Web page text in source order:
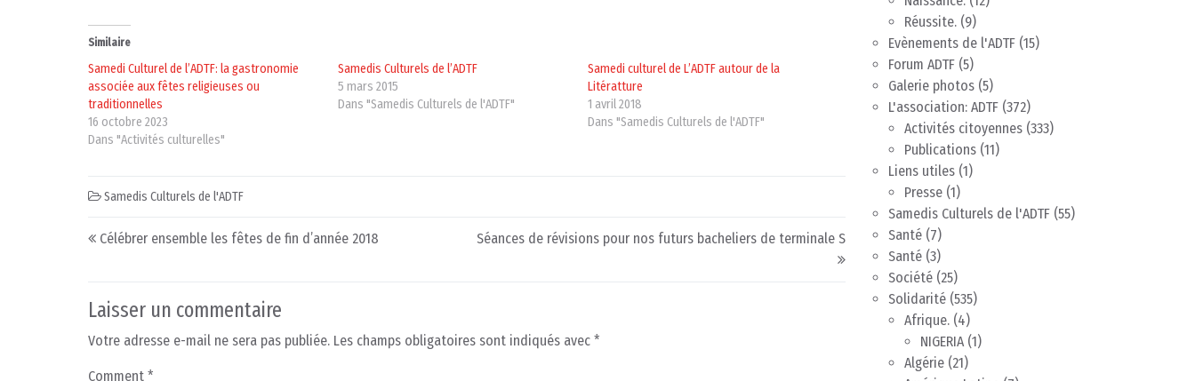
Similaire
Samedi Culturel de l’ADTF: la gastronomie
associée aux fêtes religieuses ou
traditionnelles
16 octobre 2023
Dans "Activités culturelles"
Samedis Culturels de l’ADTF
5 mars 2015
Dans "Samedis Culturels de l'ADTF"
Samedi culturel de L’ADTF autour de la
Litératture
1 avril 2018
Dans "Samedis Culturels de l'ADTF"
Samedis Culturels de l'ADTF
Post navigation
Célébrer ensemble les fêtes de fin d’année 2018 Séances de révisions pour nos futurs bacheliers de terminale S
Laisser un commentaire
Votre adresse e-mail ne sera pas publiée. Les champs obligatoires sont indiqués avec *
Comment *
Réussite. (9)
Evènements de l'ADTF (15)
Forum ADTF (5)
Galerie photos (5)
L'association: ADTF (372)
Activités citoyennes (333)
Publications (11)
Liens utiles (1)
Presse (1)
Samedis Culturels de l'ADTF (55)
Santé (7)
Santé (3)
Société (25)
Solidarité (535)
Afrique. (4)
NIGERIA(1)
Algérie (21)